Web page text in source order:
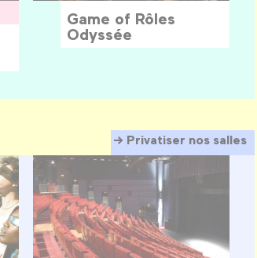
Game of Rôles
Odyssée
Privatiser nos salles